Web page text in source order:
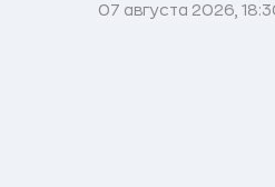
07 августа 2026,